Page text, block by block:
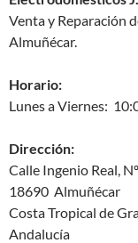
Venta y Reparación
Almuñécar.
Horario:
Lunes a Viernes:
Dirección:
Calle Ingenio Real,
18690 Almuñécar
Costa Tropical de
Andalucía